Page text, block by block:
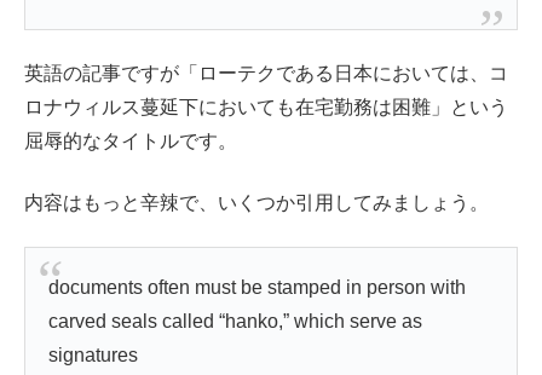
英語の記事ですが「ローテクである日本においては、コ
ロナウィルス蔓延下においても在宅勤務は困難」という
屈辱的なタイトルです。
内容はもっと辛辣で、いくつか引用してみましょう。
documents often must be stamped in person with
carved seals called “hanko,” which serve as
signatures